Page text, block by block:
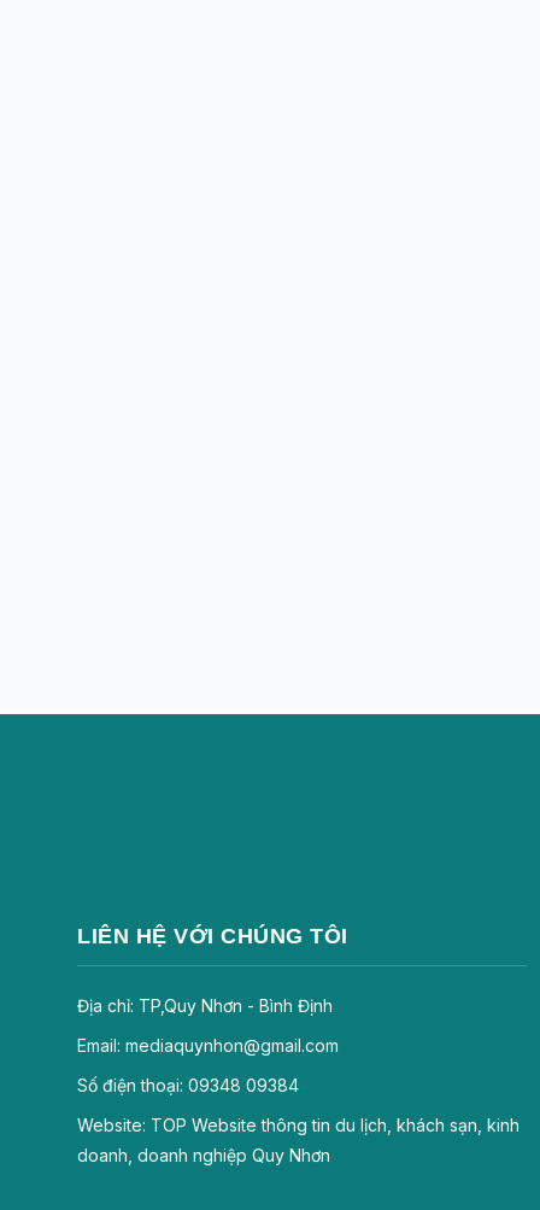
LIÊN HỆ VỚI CHÚNG TÔI
Địa chỉ: TP,Quy Nhơn - Bình Định
Email: mediaquynhon@gmail.com
Số điện thoại: 09348 09384
Website: TOP Website thông tin du lịch, khách sạn, kinh
doanh, doanh nghiệp Quy Nhơn